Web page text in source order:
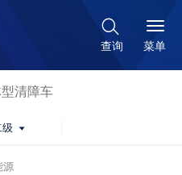

查询 菜单
清障车

源